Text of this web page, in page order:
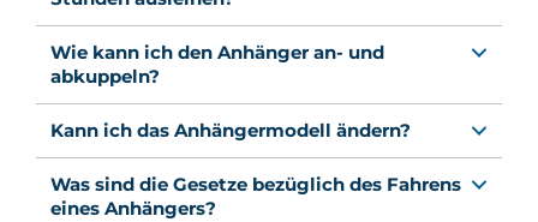
Wie kann ich den Anhänger an- und
abkuppeln?
Kann ich das Anhängermodell ändern?
Was sind die Gesetze bezüglich des Fahrens
eines Anhängers?